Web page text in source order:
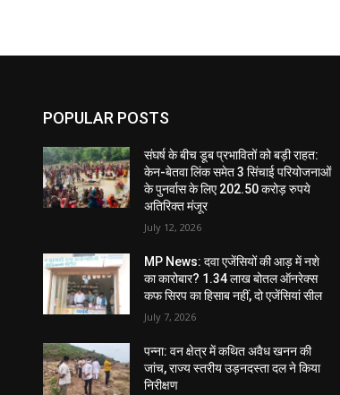
POPULAR POSTS
संघर्ष के बीच डूब प्रभावितों को बड़ी राहत:
केन-बेतवा लिंक समेत 3 सिंचाई परियोजनाओं
के पुनर्वास के लिए 202.50 करोड़ रुपये
अतिरिक्त मंजूर
July 12, 2026
MP News: दवा एजेंसियों की आड़ में नशे
का कारोबार? 1.34 लाख बोतल ऑनरेक्स
कफ सिरप का हिसाब नहीं, दो एजेंसियां सील
July 7, 2026
पन्ना: वन क्षेत्र में कथित अवैध खनन की
जांच, राज्य स्तरीय उड़नदस्ता दल ने किया
निरीक्षण